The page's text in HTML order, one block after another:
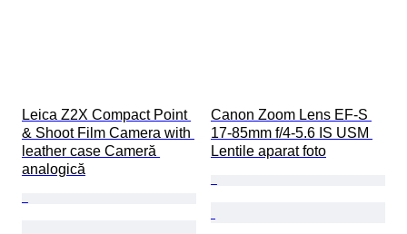
Leica Z2X Compact Point
& Shoot Film Camera with
leather case Cameră
analogică
Canon Zoom Lens EF-S
17-85mm f/4-5.6 IS USM
Lentile aparat foto